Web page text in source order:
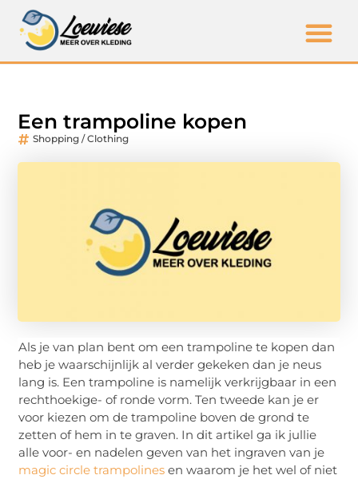
Een trampoline kopen
Shopping / Clothing
Als je van plan bent om een trampoline te kopen dan
heb je waarschijnlijk al verder gekeken dan je neus
lang is. Een trampoline is namelijk verkrijgbaar in een
rechthoekige- of ronde vorm. Ten tweede kan je er
voor kiezen om de trampoline boven de grond te
zetten of hem in te graven. In dit artikel ga ik jullie
alle voor- en nadelen geven van het ingraven van je
magic circle trampolines en waarom je het wel of niet